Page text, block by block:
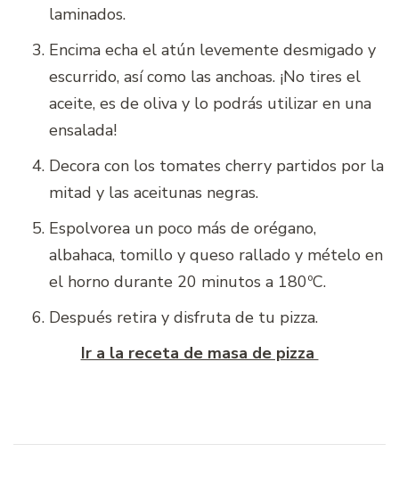
laminados.
Encima echa el atún levemente desmigado y
escurrido, así como las anchoas. ¡No tires el
aceite, es de oliva y lo podrás utilizar en una
ensalada!
Decora con los tomates cherry partidos por la
mitad y las aceitunas negras.
Espolvorea un poco más de orégano,
albahaca, tomillo y queso rallado y mételo en
el horno durante 20 minutos a 180ºC.
Después retira y disfruta de tu pizza.
Ir a la receta de masa de pizza